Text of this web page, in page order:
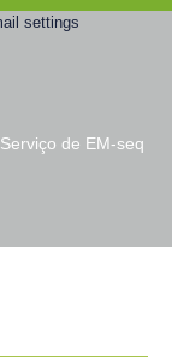
Serviço de EM-seq